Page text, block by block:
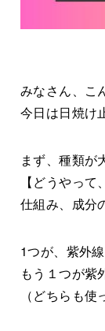
みなさん、こ
今日は日焼け
まず、種類が
【どうやって
仕組み、成分
1つが、紫外
もう１つが紫
（どちらも使